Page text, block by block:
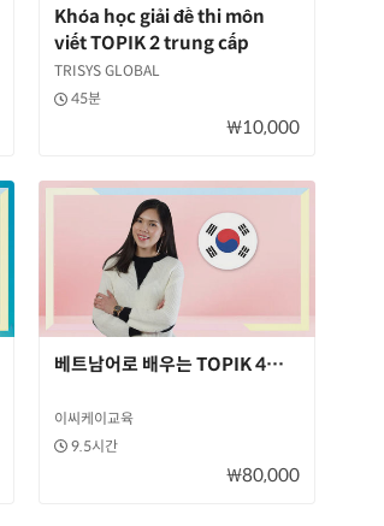
Khóa học giải đề thi môn
viết TOPIK 2 trung cấp
TRISYS GLOBAL
45분
₩10,000
대비+ 과정베트남어로 배우는 TOPIK 4급 완벽대비+
이씨케이교육
9.5시간
₩80,000